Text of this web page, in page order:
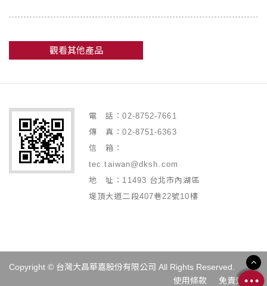
觀看其他產品
電 話：02-8752-7661
傳 真：02-8751-6363
信 箱：
tec.taiwan@dksh.com
地 址：11493 台北市內湖區
堤頂大道二段407巷22號10樓
Copyright © 台灣大昌華嘉股份有限公司 All Rights Reserved.
免責聲明
使用條款